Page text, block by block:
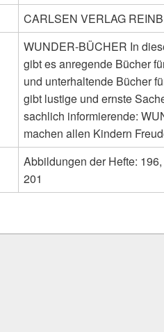
CARLSEN VERLAG
WUNDER-BÜCHER In
gibt es anregende Bücher
und unterhaltende Bücher
gibt lustige und ernste
sachlich informierende:
machen allen Kindern
Abbildungen der Hefte:
201